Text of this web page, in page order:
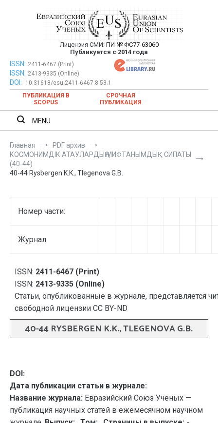
Евразийский Союз Ученых —
публикация научных статей в
ежемесячном научном журнале
Лицензия СМИ: ПИ № ФС77-63060
Публикуется с 2014 года
Евразийский Союз Ученых — публикация научных статей в
ежемесячном научном журнале
ISSN: 2411-6467 (Print)
ISSN: 2413-9335 (Online)
DOI:
10.31618/esu.2411-6467.8.53.1
ПУБЛИКАЦИЯ В
SCOPUS
СРОЧНАЯ
ПУБЛИКАЦИЯ
MENU
Главная
PDF архив
КOCМOНИМДIК АТАУЛАPДЫҢ МИФТAНЫМДЫҚ CИПАТЫ
(40-44)
40-44 Rysbergen K.K., Tlegenova G.B.
Номер части:
Журнал
ISSN: 2411-6467 (Print)
ISSN: 2413-9335 (Online)
Статьи, опубликованные в журнале, представляется
свободной лицензии CC BY-ND
40-44 RYSBERGEN K.K., TLEGENOVA G.B.
DOI:
Дата публикации статьи в журнале:
Название журнала: Евразийский Союз Ученых —
публикация научных статей в ежемесячном научном